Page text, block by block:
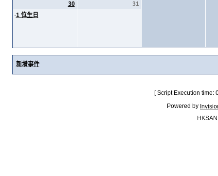
30
·1 位生日
31
新增事件
[ Script Execution
Powered by